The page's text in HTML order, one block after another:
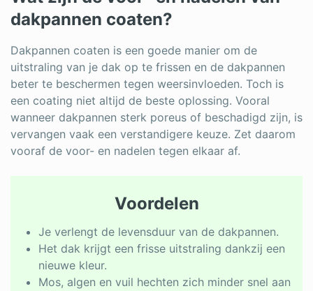
dakpannen coaten?
Dakpannen coaten is een goede manier om de
uitstraling van je dak op te frissen en de dakpannen
beter te beschermen tegen weersinvloeden. Toch is
een coating niet altijd de beste oplossing. Vooral
wanneer dakpannen sterk poreus of beschadigd zijn, is
vervangen vaak een verstandigere keuze. Zet daarom
vooraf de voor- en nadelen tegen elkaar af.
Voordelen
Je verlengt de levensduur van de dakpannen.
Het dak krijgt een frisse uitstraling dankzij een
nieuwe kleur.
Mos, algen en vuil hechten zich minder snel aan